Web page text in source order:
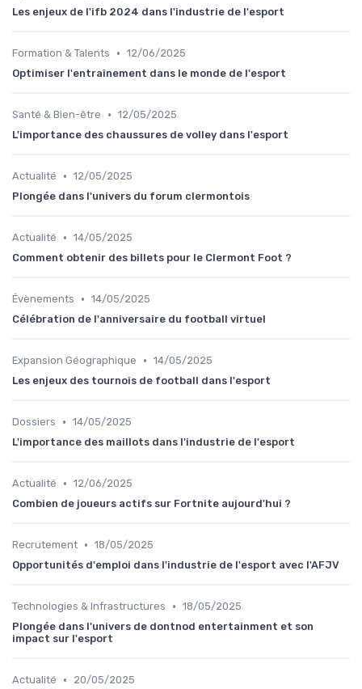
Les enjeux de l'ifb 2024 dans l'industrie de l'esport
Formation & Talents • 12/06/2025
Optimiser l'entraînement dans le monde de l'esport
Santé & Bien-être • 12/05/2025
L'importance des chaussures de volley dans l'esport
Actualité • 12/05/2025
Plongée dans l'univers du forum clermontois
Actualité • 14/05/2025
Comment obtenir des billets pour le Clermont Foot ?
Évènements • 14/05/2025
Célébration de l'anniversaire du football virtuel
Expansion Géographique • 14/05/2025
Les enjeux des tournois de football dans l'esport
Dossiers • 14/05/2025
L'importance des maillots dans l'industrie de l'esport
Actualité • 12/06/2025
Combien de joueurs actifs sur Fortnite aujourd'hui ?
Recrutement • 18/05/2025
Opportunités d'emploi dans l'industrie de l'esport avec l'AFJV
Technologies & Infrastructures • 18/05/2025
Plongée dans l'univers de dontnod entertainment et son
impact sur l'esport
Actualité • 20/05/2025